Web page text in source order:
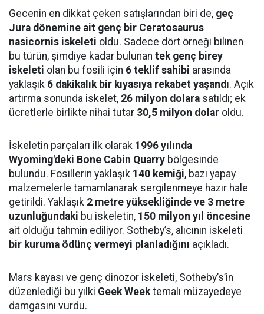
Gecenin en dikkat çeken satışlarından biri de, geç
Jura dönemine ait genç bir Ceratosaurus
nasicornis iskeleti oldu. Sadece dört örneği bilinen
bu türün, şimdiye kadar bulunan tek genç birey
iskeleti olan bu fosili için 6 teklif sahibi arasında
yaklaşık 6 dakikalık bir kıyasıya rekabet yaşandı. Açık
artırma sonunda iskelet, 26 milyon dolara satıldı; ek
ücretlerle birlikte nihai tutar 30,5 milyon dolar oldu.
İskeletin parçaları ilk olarak 1996 yılında
Wyoming'deki Bone Cabin Quarry bölgesinde
bulundu. Fosillerin yaklaşık 140 kemiği, bazı yapay
malzemelerle tamamlanarak sergilenmeye hazır hale
getirildi. Yaklaşık 2 metre yüksekliğinde ve 3 metre
uzunluğundaki bu iskeletin, 150 milyon yıl öncesine
ait olduğu tahmin ediliyor. Sotheby’s, alıcının iskeleti
bir kuruma ödünç vermeyi planladığını açıkladı.
Mars kayası ve genç dinozor iskeleti, Sotheby’s’in
düzenlediği bu yılki Geek Weektemalı müzayedeye
damgasını vurdu.